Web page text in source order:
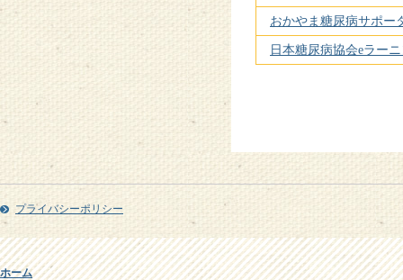
おかやま糖尿病サポー
日本糖尿病協会eラー
プライバシーポリシー
ホーム